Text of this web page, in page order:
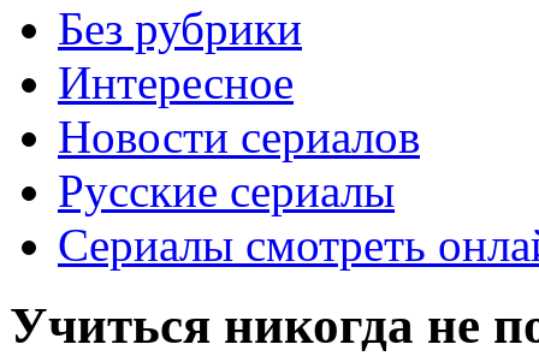
Без рубрики
Интересное
Новости сериалов
Русские сериалы
Сериалы смотреть
Учиться никогда не